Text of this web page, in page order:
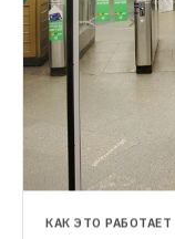
КАК ЭТО РАБОТАЕТ